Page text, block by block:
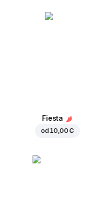
Fiesta
od10,00 €